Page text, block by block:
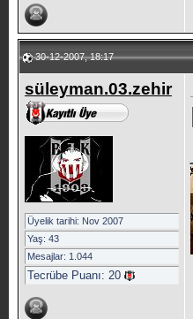
30-12-2007, 18:17
süleyman.03.zehir
Üyelik tarihi: Nov 2007
Yaş: 43
Mesajlar: 1.044
Tecrübe Puanı: 20